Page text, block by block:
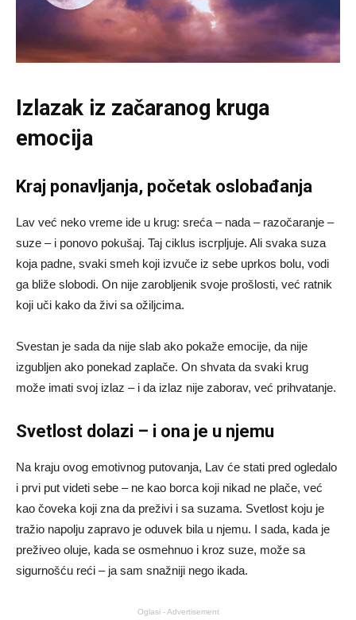
Izlazak iz začaranog kruga
emocija
Kraj ponavljanja, početak oslobađanja
Lav već neko vreme ide u krug: sreća – nada – razočaranje –
suze – i ponovo pokušaj. Taj ciklus iscrpljuje. Ali svaka suza
koja padne, svaki smeh koji izvuče iz sebe uprkos bolu, vodi
ga bliže slobodi. On nije zarobljenik svoje prošlosti, već ratnik
koji uči kako da živi sa ožiljcima.
Svestan je sada da nije slab ako pokaže emocije, da nije
izgubljen ako ponekad zaplače. On shvata da svaki krug
može imati svoj izlaz – i da izlaz nije zaborav, već prihvatanje.
Svetlost dolazi – i ona je u njemu
Na kraju ovog emotivnog putovanja, Lav će stati pred ogledalo
i prvi put videti sebe – ne kao borca koji nikad ne plače, već
kao čoveka koji zna da preživi i sa suzama. Svetlost koju je
tražio napolju zapravo je oduvek bila u njemu. I sada, kada je
preživeo oluje, kada se osmehnuo i kroz suze, može sa
sigurnošću reći – ja sam snažniji nego ikada.
Oglasi - Advertisement